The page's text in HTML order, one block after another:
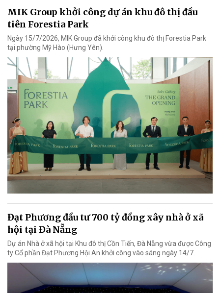
MIK Group khởi công dự án khu đô thị đầu
tiên Forestia Park
Ngày 15/7/2026, MIK Group đã khởi công khu đô thị Forestia Park
tại phường Mỹ Hào (Hưng Yên).
Đạt Phương đầu tư 700 tỷ đồng xây nhà ở xã
hội tại Đà Nẵng
Dự án Nhà ở xã hội tại Khu đô thị Cồn Tiến, Đà Nẵng vừa được Công
ty Cổ phần Đạt Phương Hội An khởi công vào sáng ngày 14/7.